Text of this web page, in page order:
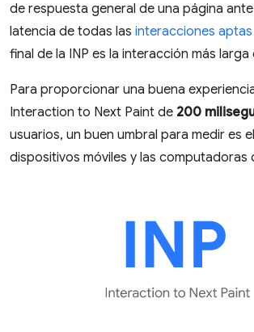
de respuesta general de una página
latencia de todas las interacciones aptas
final de la INP es la interacción más
Para proporcionar una buena
Interaction to Next Paint de 200
usuarios, un buen umbral para medir es el
dispositivos móviles y las computadoras